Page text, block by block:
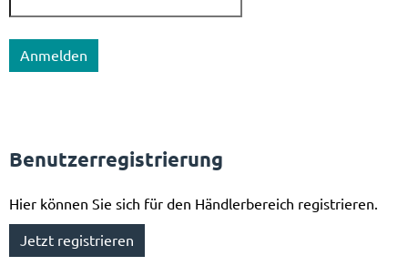
Benutzerregistrierung
Hier können Sie sich für den Händlerbereich registrieren.
Jetzt registrieren